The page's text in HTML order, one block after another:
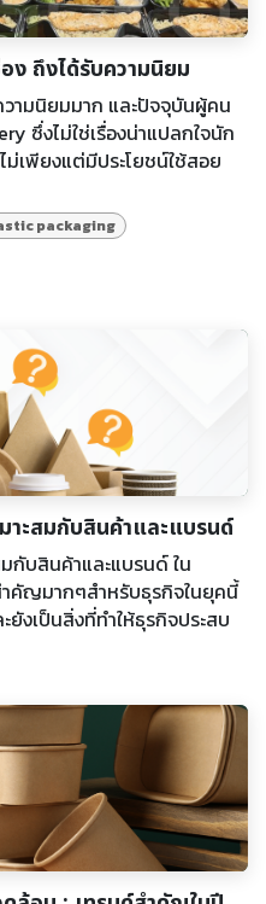
ง ถึงได้รับความนิยม
ามนิยมมาก และปัจจุบันผู้คน
ซึ่งไม่ใช่เรื่องน่าแปลกใจนัก
ม่เพียงแต่มีประโยชน์ใช้สอย
packaging
าะสมกับสินค้าและแบรนด์
กับสินค้าและแบรนด์ ใน
คัญมากๆสำหรับธุรกิจในยุคนี้
งเป็นสิ่งที่ทำให้ธุรกิจประสบ